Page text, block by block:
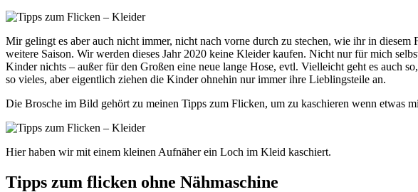
Mir gelingt es aber auch nicht immer, nicht nach vorne durch zu stechen, wie ihr in
weitere Saison. Wir werden dieses Jahr 2020 keine Kleider kaufen. Nicht nur für mich
Kinder nichts – außer für den Großen eine neue lange Hose, evtl. Vielleicht geht es auch
so vieles, aber eigentlich ziehen die Kinder ohnehin nur immer ihre Lieblingsteile an.
Die Brosche im Bild gehört zu meinen Tipps zum Flicken, um zu kaschieren wenn etwas
Hier haben wir mit einem kleinen Aufnäher ein Loch im Kleid kaschiert.
Tipps zum flicken ohne Nähmaschine